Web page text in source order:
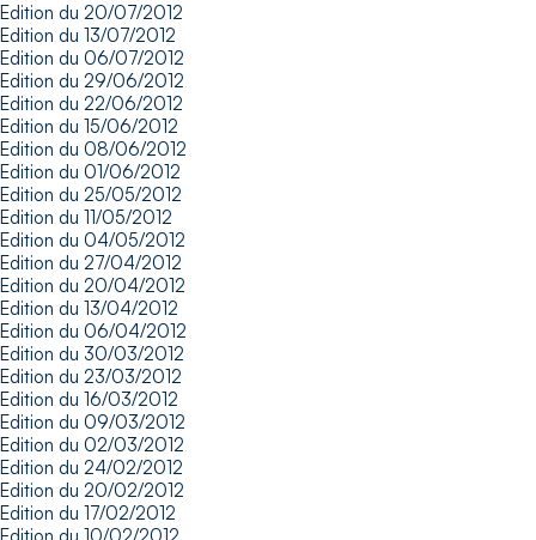
Edition du 20/07/2012
Edition du 13/07/2012
Edition du 06/07/2012
Edition du 29/06/2012
Edition du 22/06/2012
Edition du 15/06/2012
Edition du 08/06/2012
Edition du 01/06/2012
Edition du 25/05/2012
Edition du 11/05/2012
Edition du 04/05/2012
Edition du 27/04/2012
Edition du 20/04/2012
Edition du 13/04/2012
Edition du 06/04/2012
Edition du 30/03/2012
Edition du 23/03/2012
Edition du 16/03/2012
Edition du 09/03/2012
Edition du 02/03/2012
Edition du 24/02/2012
Edition du 20/02/2012
Edition du 17/02/2012